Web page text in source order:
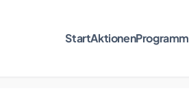
StartAktionenProgramm